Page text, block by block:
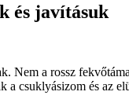
és javításuk
Nem a rossz
csuklyásizom és az